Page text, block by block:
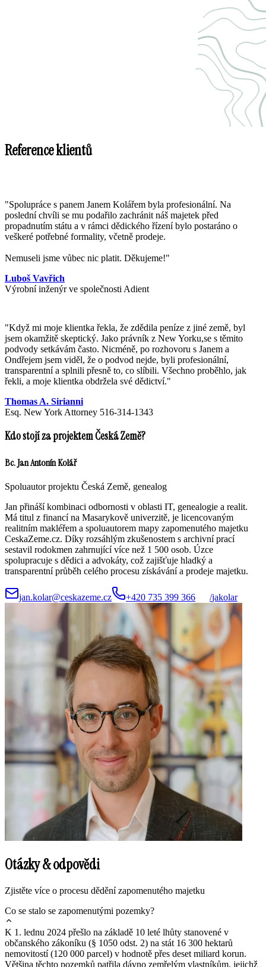
Reference klientů
"Spolupráce s panem Janem Kolářem byla profesionální. Na
poslední chvíli se mu podařilo zachránit náš majetek před
propadnutím státu a v rámci dědického řízení bylo postaráno o
veškeré potřebné formality, včetně prodeje.
Nemuseli jsme vůbec nic platit. Děkujeme!"
Luboš Vavřich
Výrobní inženýr ve společnosti Adient
"Když mi moje klientka řekla, že zdědila peníze z jiné země, byl
jsem okamžitě skeptický. Jako právník z New Yorku,se s těmito
podvody setkávám často. Nicméně, po rozhovoru s Janem a
Ondřejem jsem viděl, že o podvod nejde, byli profesionální,
transparentní a splnili přesně to, co slíbili. Všechno proběhlo, jak
řekli, a moje klientka obdržela své dědictví."
Thomas A. Sirianni
Esq. New York Attorney 516-314-1343
Kdo stojí za projektem Česká Země?
Bc. Jan Antonín Kolář
Spoluautor projektu Česká Země, genealog
Jan přináší kombinaci odbornosti v oblasti IT, genealogie a realit.
Má titul z financí na Masarykově univerzitě, je licencovaným
realitním makléřem a spoluautorem mapy zapomenutého majetku
CeskaZeme.cz. Díky rozsáhlým zkušenostem s archivní prací
sestavil rodokmen zahrnující více než 1 500 osob. Úzce
spolupracuje s dědici a advokáty, což zajišťuje hladký a
transparentní průběh celého procesu získávání a prodeje majetku.
jan.kolar@ceskazeme.cz +420 735 399 366 /jakolar
Otázky & odpovědi
Zjistěte více o procesu dědění zapomenutého majetku
Co se stalo se zapomenutými pozemky?
K 1. lednu 2024 přešlo na základě 10 leté lhůty stanovené v
občanského zákoníku (§ 1050 odst. 2) na stát 16 300 hektarů
nemovitostí (120 000 parcel) v hodnotě přes deset miliard korun.
Většina těchto pozemků patřila dávno zemřelým vlastníkům, jejichž